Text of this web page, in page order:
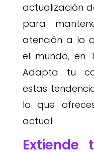
actualización
para
atención a lo
el mundo, en
Adapta tu
estas
lo que
actual.
Extiende